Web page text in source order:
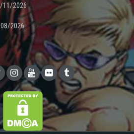
11/2026
08/2026